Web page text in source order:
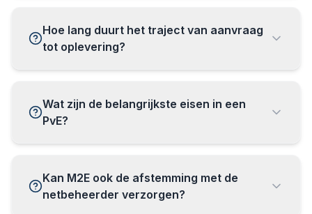
Hoe lang duurt het traject van aanvraag
tot oplevering?
Wat zijn de belangrijkste eisen in een
PvE?
Kan M2E ook de afstemming met de
netbeheerder verzorgen?